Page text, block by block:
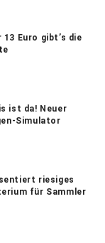
13 Euro gibt’s die
ist da! Neuer
Simulator
riesiges
für Sammler